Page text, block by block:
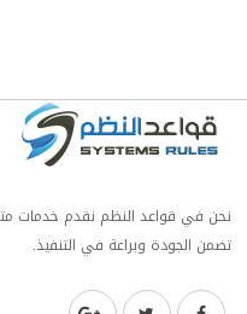
نحن في قواعد النظم نقدم خدمات
تضمن الجودة وبراعة في التنفيذ.